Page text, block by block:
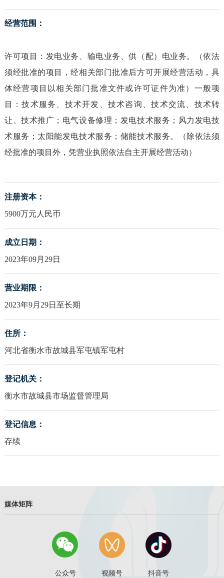
经营范围：
许可项目：发电业务、输电业务、供（配）电业务。（依法
须经批准的项目，经相关部门批准后方可开展经营活动，具
体经营项目以相关部门批准文件或许可证件为准）一般项
目：技术服务、技术开发、技术咨询、技术交流、技术转
让、技术推广；电气设备修理；发电技术服务；风力发电技
术服务；太阳能发电技术服务；储能技术服务。（除依法须
经批准的项目外，凭营业执照依法自主开展经营活动）
注册资本：
5900万元人民币
成立日期：
2023年09月29日
营业期限：
2023年9月29日至长期
住所：
河北省衡水市故城县军屯镇军屯村
登记机关：
衡水市故城县市场监督管理局
登记信息：
存续
媒体矩阵
公众号 视频号 抖音号